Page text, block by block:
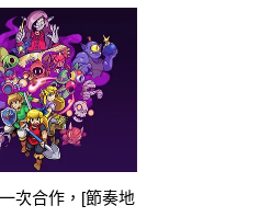
次合作，[節奏地